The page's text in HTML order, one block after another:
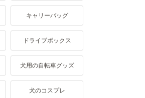
キャリーバッグ
ドライブボックス
犬用の自転車グッズ
犬のコスプレ